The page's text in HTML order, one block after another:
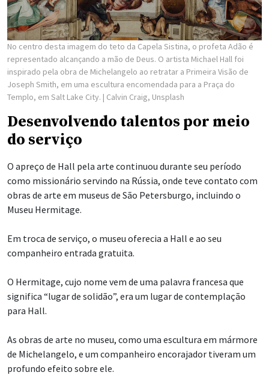
No centro desta imagem do teto da Capela Sistina, o profeta Adão é
representado alcançando a mão de Deus. O artista Michael Hall foi
inspirado pela obra de Michelangelo ao retratar a Primeira Visão de
Joseph Smith, em uma escultura encomendada para a Praça do
Templo, em Salt Lake City. | Calvin Craig, Unsplash
Desenvolvendo talentos por meio
do serviço
O apreço de Hall pela arte continuou durante seu período
como missionário servindo na Rússia, onde teve contato com
obras de arte em museus de São Petersburgo, incluindo o
Museu Hermitage.
Em troca de serviço, o museu oferecia a Hall e ao seu
companheiro entrada gratuita.
O Hermitage, cujo nome vem de uma palavra francesa que
significa “lugar de solidão”, era um lugar de contemplação
para Hall.
As obras de arte no museu, como uma escultura em mármore
de Michelangelo, e um companheiro encorajador tiveram um
profundo efeito sobre ele.